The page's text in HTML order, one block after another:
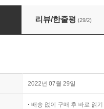
리뷰/한줄평 (29/2)
2022년 07월 29일
배송 없이 구매 후 바로 읽기